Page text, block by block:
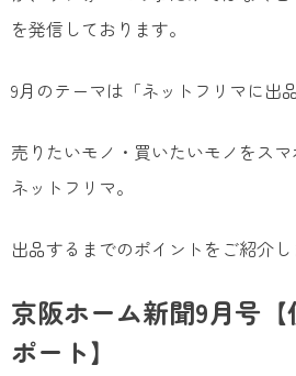
を発信しております。
9月のテーマは「ネットフリマに出
売りたいモノ・買いたいモノをス
ネットフリマ。
出品するまでのポイントをご紹介し
京阪ホーム新聞9月号【
ポート】